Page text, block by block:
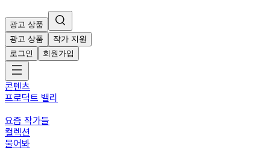
광고 상품
광고 상품
작가 지원
로그인
회원가입
콘텐츠
프로덕트 밸리
요즘 작가들
컬렉션
물어봐